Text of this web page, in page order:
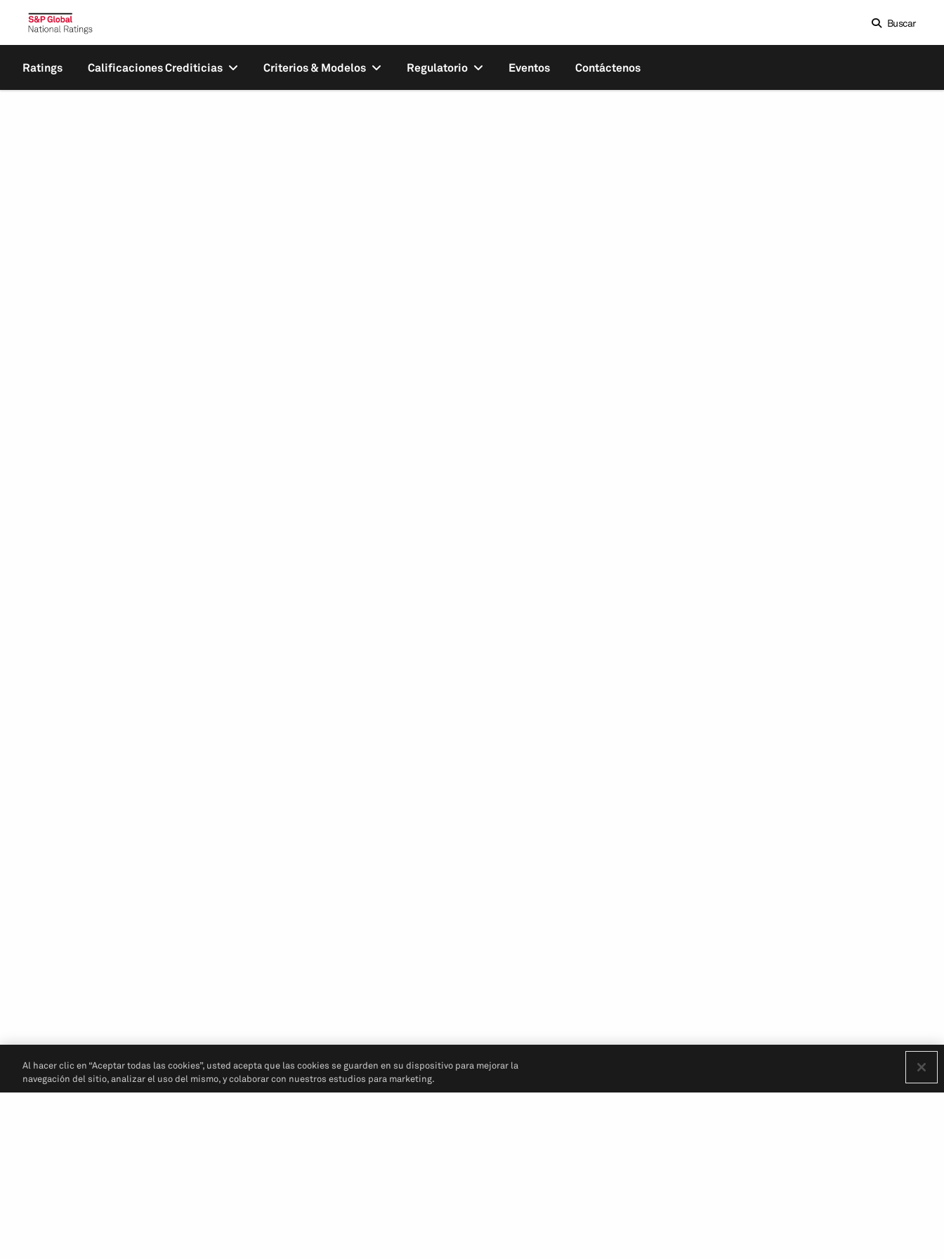
Buscar
Ratings Calificaciones Crediticias Criterios & Modelos Regulatorio Eventos Contáctenos
Al hacer clic en “Aceptar todas las cookies”, usted acepta que las cookies se guarden en su dispositivo para mejorar la
navegación del sitio, analizar el uso del mismo, y colaborar con nuestros estudios para marketing.